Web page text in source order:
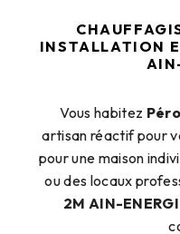
INSTALLATION
Vous habitez
artisan réactif pour
pour une maison
ou des locaux
2M AIN-